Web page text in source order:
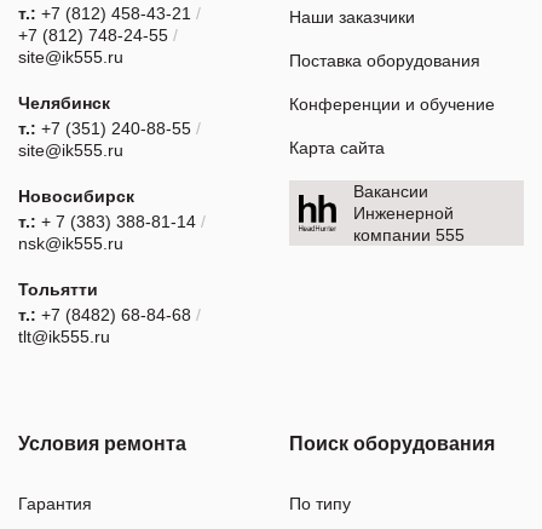
т.: +7 (812) 458-43-21 /
+7 (812) 748-24-55 /
site@ik555.ru
Челябинск
т.: +7 (351) 240-88-55 /
site@ik555.ru
Новосибирск
т.: + 7 (383) 388-81-14 /
nsk@ik555.ru
Тольятти
т.: +7 (8482) 68-84-68 /
tlt@ik555.ru
Наши заказчики
Поставка оборудования
Конференции и обучение
Карта сайта
Вакансии
Инженерной
компании 555
Условия ремонта
Гарантия
Поиск оборудования
По типу